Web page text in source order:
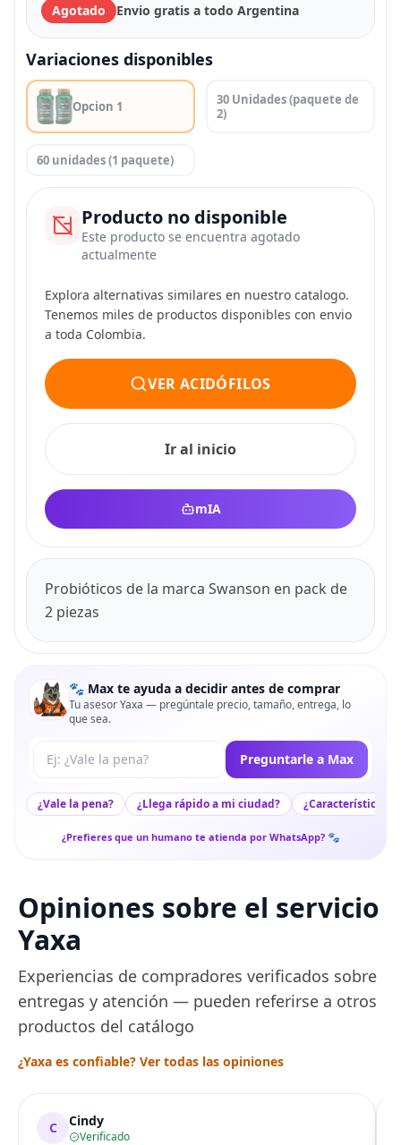
Agotado Envio gratis a todo Argentina
Variaciones disponibles
Opcion 1
30 Unidades (paquete de
2)
60 unidades (1 paquete)
Producto no disponible
Este producto se encuentra agotado
actualmente
Explora alternativas similares en nuestro catalogo.
Tenemos miles de productos disponibles con envio
a toda Colombia.
VER ACIDÓFILOS
Ir al inicio
mIA
Probióticos de la marca Swanson en pack de
2 piezas
🐾 Max te ayuda a decidir antes de comprar
Tu asesor Yaxa — pregúntale precio, tamaño, entrega, lo
que sea.
Tu pregunta a Max Preguntarle a Max
¿Vale la pena? ¿Llega rápido a mi ciudad? ¿Características
¿Prefieres que un humano te atienda por WhatsApp? 🐾
Opiniones sobre el servicio
Yaxa
Experiencias de compradores verificados sobre
entregas y atención — pueden referirse a otros
productos del catálogo
¿Yaxa es confiable? Ver todas las opiniones
C Cindy
Verificado